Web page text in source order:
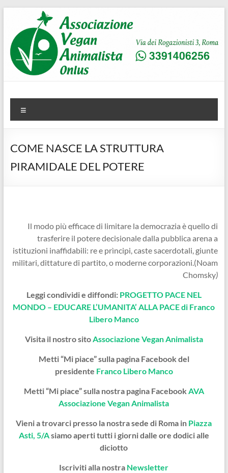
contenuto
AVA
Associazione Vegan Animalista
COME NASCE LA STRUTTURA
PIRAMIDALE DEL POTERE
Il modo più efficace di limitare la democrazia è quello di
trasferire il potere decisionale dalla pubblica arena a
istituzioni inaffidabili: re e prìncipi, caste sacerdotali, giunte
militari, dittature di partito, o moderne corporazioni.(Noam
Chomsky)
Leggi condividi e diffondi: PROGETTO PACE NEL
MONDO – EDUCARE L’UMANITA’ ALLA PACE di Franco
Libero Manco
Visita il nostro sitoAssociazione Vegan Animalista
Metti “Mi piace” sulla pagina Facebook del
presidente Franco Libero Manco
Metti “Mi piace” sulla nostra pagina Facebook AVA
Associazione Vegan Animalista
Vieni a trovarci presso la nostra sede di Roma in Piazza
Asti, 5/Asiamo aperti tutti i giorni dalle ore dodici alle
diciotto
Iscriviti alla nostra Newsletter